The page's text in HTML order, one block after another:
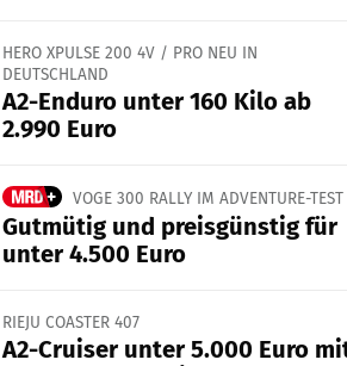
HERO XPULSE 200 4V / PRO NEU IN
DEUTSCHLAND
A2-Enduro unter 160 Kilo ab
2.990 Euro
VOGE 300 RALLY IM ADVENTURE-TEST
Gutmütig und preisgünstig für
unter 4.500 Euro
RIEJU COASTER 407
A2-Cruiser unter 5.000 Euro